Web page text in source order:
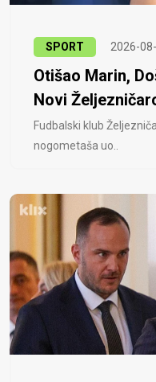
SPORT 2026-
Otišao Marin,
Novi
Fudbalski klub
nogometaša uo..